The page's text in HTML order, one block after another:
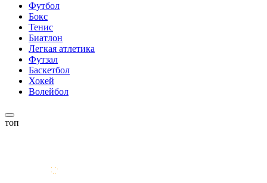
Футбол
Бокс
Тенис
Биатлон
Легкая атлетика
Футзал
Баскетбол
Хокей
Волейбол
топ